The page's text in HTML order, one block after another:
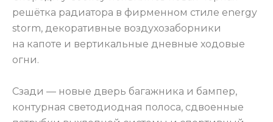
решётка радиатора в фирменном стиле energy
storm, декоративные воздухозаборники
на капоте и вертикальные дневные ходовые
огни.
Сзади — новые дверь багажника и бампер,
контурная светодиодная полоса, сдвоенные